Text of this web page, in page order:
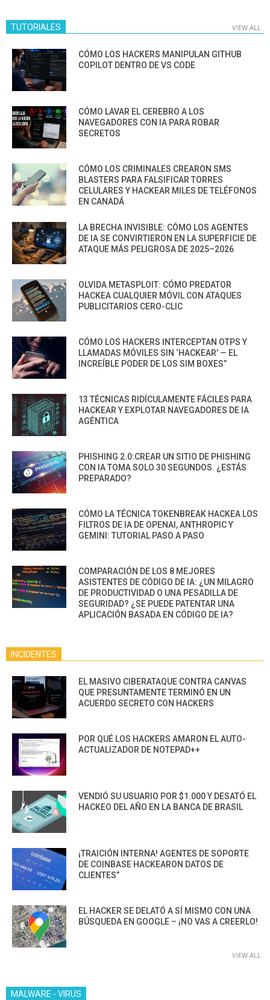
TUTORIALES VIEW ALL
CÓMO LOS HACKERS MANIPULAN GITHUB
COPILOT DENTRO DE VS CODE
CÓMO LAVAR EL CEREBRO A LOS
NAVEGADORES CON IA PARA ROBAR
SECRETOS
CÓMO LOS CRIMINALES CREARON SMS
BLASTERS PARA FALSIFICAR TORRES
CELULARES Y HACKEAR MILES DE TELÉFONOS
EN CANADÁ
LA BRECHA INVISIBLE: CÓMO LOS AGENTES
DE IA SE CONVIRTIERON EN LA SUPERFICIE DE
ATAQUE MÁS PELIGROSA DE 2025–2026
OLVIDA METASPLOIT: CÓMO PREDATOR
HACKEA CUALQUIER MÓVIL CON ATAQUES
PUBLICITARIOS CERO-CLIC
CÓMO LOS HACKERS INTERCEPTAN OTPS Y
LLAMADAS MÓVILES SIN ‘HACKEAR’ — EL
INCREÍBLE PODER DE LOS SIM BOXES”
13 TÉCNICAS RIDÍCULAMENTE FÁCILES PARA
HACKEAR Y EXPLOTAR NAVEGADORES DE IA
AGÉNTICA
PHISHING 2.0:CREAR UN SITIO DE PHISHING
CON IA TOMA SOLO 30 SEGUNDOS. ¿ESTÁS
PREPARADO?
CÓMO LA TÉCNICA TOKENBREAK HACKEA LOS
FILTROS DE IA DE OPENAI, ANTHROPIC Y
GEMINI: TUTORIAL PASO A PASO
COMPARACIÓN DE LOS 8 MEJORES
ASISTENTES DE CÓDIGO DE IA: ¿UN MILAGRO
DE PRODUCTIVIDAD O UNA PESADILLA DE
SEGURIDAD? ¿SE PUEDE PATENTAR UNA
APLICACIÓN BASADA EN CÓDIGO DE IA?
INCIDENTES
EL MASIVO CIBERATAQUE CONTRA CANVAS
QUE PRESUNTAMENTE TERMINÓ EN UN
ACUERDO SECRETO CON HACKERS
POR QUÉ LOS HACKERS AMARON EL AUTO-
ACTUALIZADOR DE NOTEPAD++
VENDIÓ SU USUARIO POR $1.000 Y DESATÓ EL
HACKEO DEL AÑO EN LA BANCA DE BRASIL
¡TRAICIÓN INTERNA! AGENTES DE SOPORTE
DE COINBASE HACKEARON DATOS DE
CLIENTES”
EL HACKER SE DELATÓ A SÍ MISMO CON UNA
BÚSQUEDA EN GOOGLE – ¡NO VAS A CREERLO!
VIEW ALL
MALWARE - VIRUS